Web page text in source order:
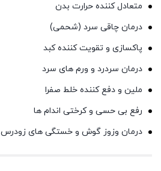
متعادل کننده حرارت بدن
درﻣﺎن ﭼﺎقی ﺳﺮد (شحمی)
پاکسازی و تقویت کننده کبد
درﻣﺎن ﺳﺮدرد و ورم ﻫﺎی ﺳﺮد
ملین و دفع کننده خلط صفرا
رﻓﻊ بی حسی و ﻛﺮختی اﻧﺪام ﻫﺎ
درﻣﺎن وزوز ﮔﻮش و خستگی ﻫﺎی زودرس